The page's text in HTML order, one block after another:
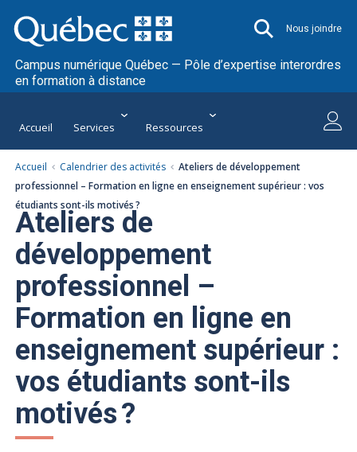
Nous joindre
Campus numérique Québec — Pôle d’expertise interordres
en formation à distance
Accueil Services Ressources
Appels et contributions Événements Le Pôle
Accueil Calendrier des activités
Ateliers de développement
professionnel – Formation en ligne en enseignement supérieur : vos
étudiants sont-ils motivés ?
Ateliers de
développement
professionnel –
Formation en ligne en
enseignement supérieur :
vos étudiants sont-ils
motivés ?